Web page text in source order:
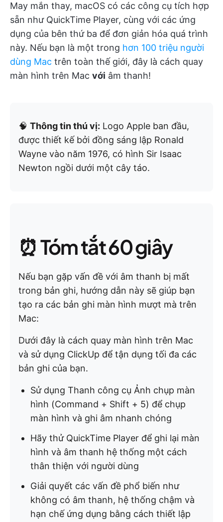
May mắn thay, macOS có các công cụ tích hợp
sẵn như QuickTime Player, cùng với các ứng
dụng của bên thứ ba để đơn giản hóa quá trình
này. Nếu bạn là một trong hơn 100 triệu người
dùng Mac trên toàn thế giới, đây là cách quay
màn hình trên Mac với âm thanh!
🧠 Thông tin thú vị: Logo Apple ban đầu,
được thiết kế bởi đồng sáng lập Ronald
Wayne vào năm 1976, có hình Sir Isaac
Newton ngồi dưới một cây táo.
⏰ Tóm tắt 60 giây
Nếu bạn gặp vấn đề với âm thanh bị mất
trong bản ghi, hướng dẫn này sẽ giúp bạn
tạo ra các bản ghi màn hình mượt mà trên
Mac:
Dưới đây là cách quay màn hình trên Mac
và sử dụng ClickUp để tận dụng tối đa các
bản ghi của bạn.
Sử dụng Thanh công cụ Ảnh chụp màn
hình (Command + Shift + 5) để chụp
màn hình và ghi âm nhanh chóng
Hãy thử QuickTime Player để ghi lại màn
hình và âm thanh hệ thống một cách
thân thiện với người dùng
Giải quyết các vấn đề phổ biến như
không có âm thanh, hệ thống chậm và
hạn chế ứng dụng bằng cách thiết lập